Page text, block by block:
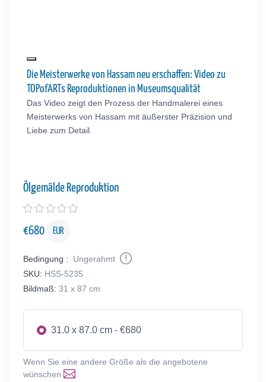
Die Meisterwerke von Hassam neu erschaffen: Video zu
TOPofARTs Reproduktionen in Museumsqualität
Das Video zeigt den Prozess der Handmalerei eines
Meisterwerks von Hassam mit äußerster Präzision und
Liebe zum Detail.
Ölgemälde Reproduktion
€680 EUR
Bedingung :
Ungerahmt
SKU: HSS-5235
Bildmaß: 31 x 87 cm
31.0 x 87.0 cm - €680
Wenn Sie eine andere Größe als die angebotene
wünschen